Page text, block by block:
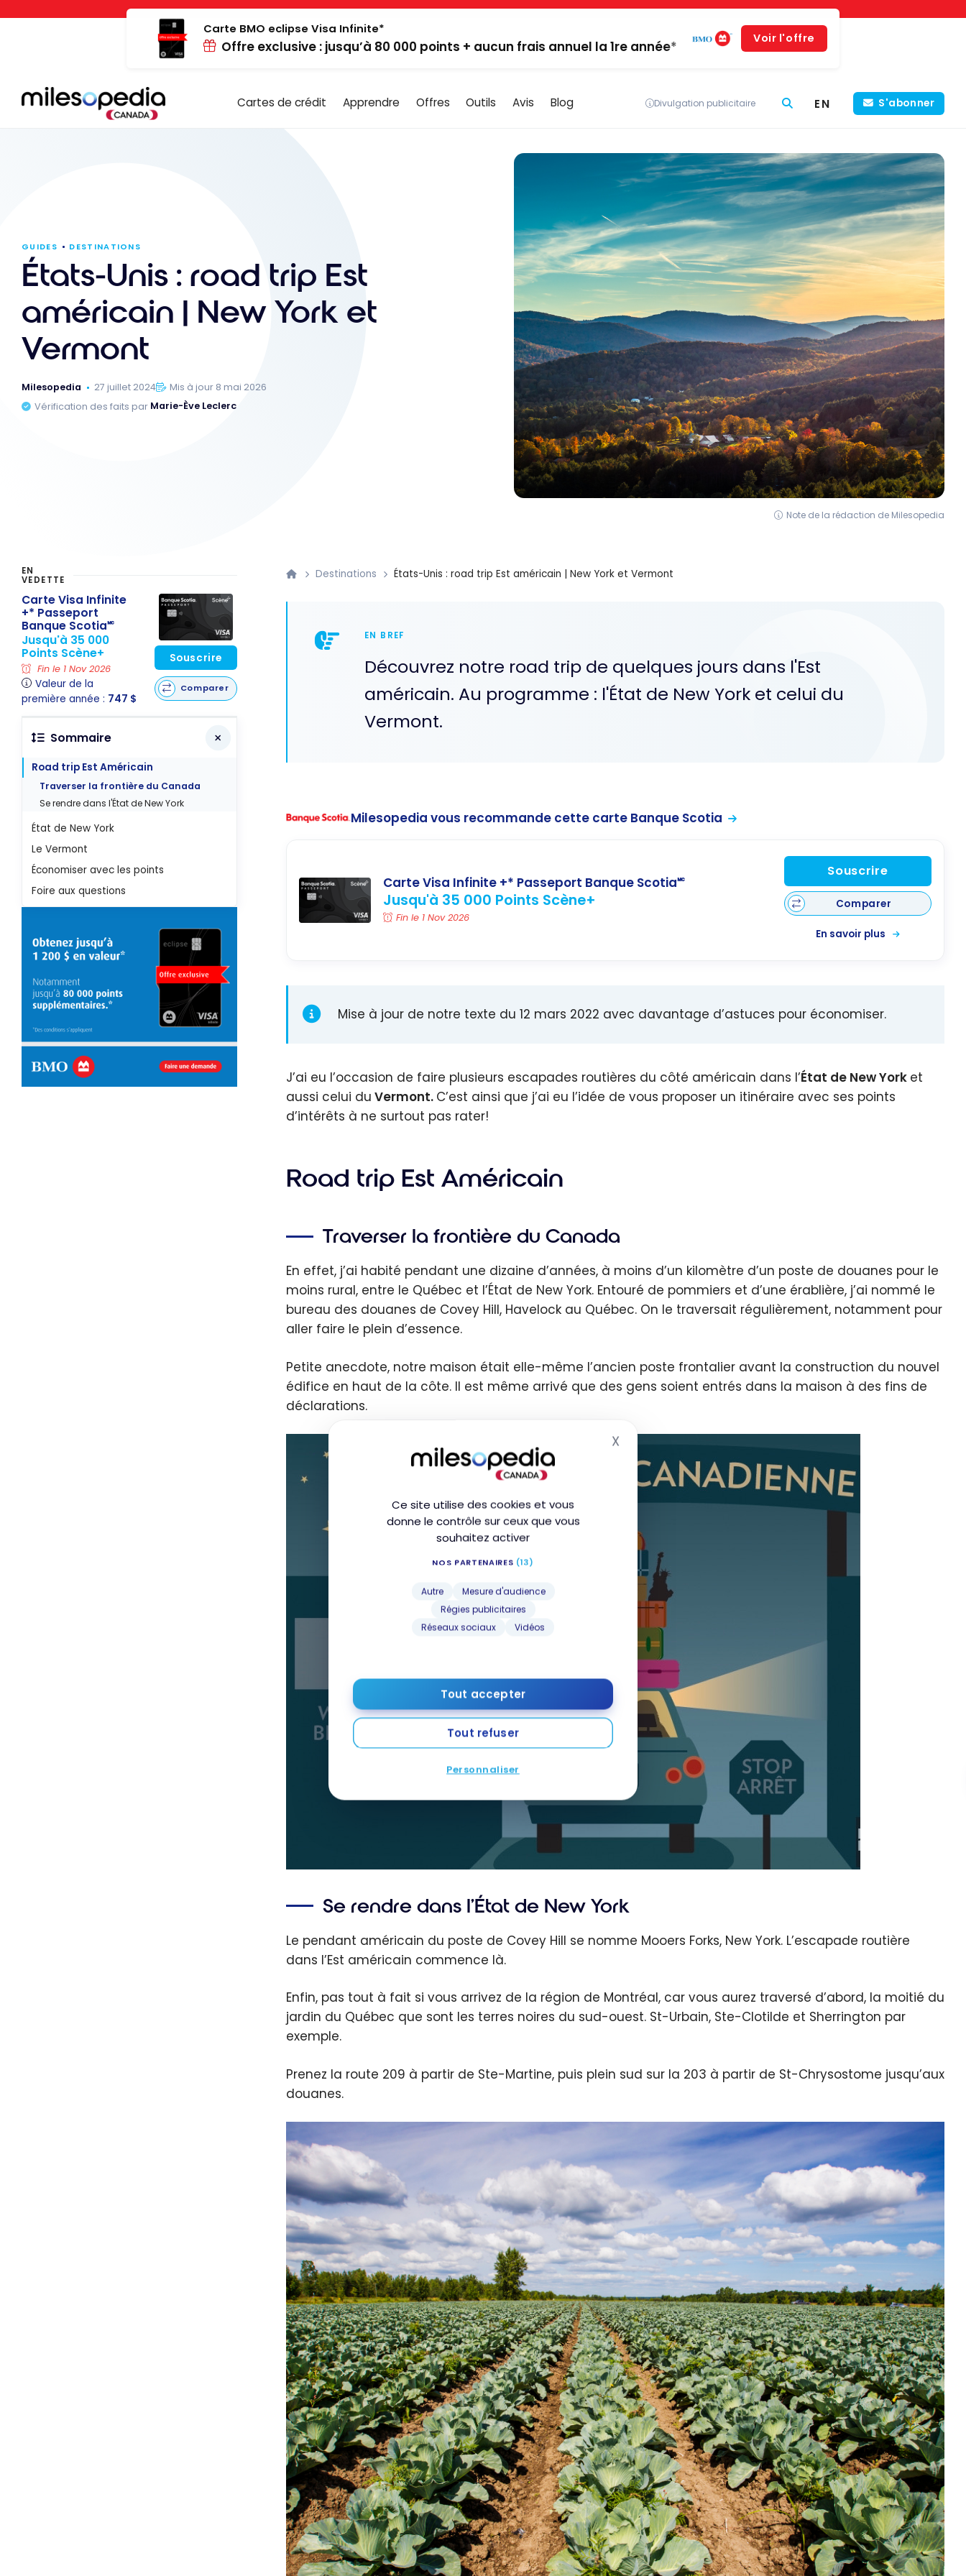
Panneau de gestion des cookies
Ce site utilise des cookies et vous
donne le contrôle sur ceux que vous
souhaitez activer
NOS PARTENAIRES (13)
Autre
Mesure d'audience
Régies publicitaires
Réseaux sociaux
Vidéos
Tout accepter
Tout refuser
Personnaliser
XMasquer le bandeau des cookies
Carte BMO eclipse Visa Infinite*
Offre exclusive : jusqu’à 80 000 points + aucun frais annuel la 1re année*
Voir l'offre
Cartes de crédit Apprendre Offres Outils Avis Blog Divulgation publicitaire EN S'abonner
GUIDES DESTINATIONS
États-Unis : road trip Est
américain | New York et
Vermont
Milesopedia 27 juillet 2024
Mis à jour 8 mai 2026
Vérification des faits par Marie-Ève Leclerc
Note de la rédaction de Milesopedia
Destinations États-Unis : road trip Est américain | New York et Vermont
EN BREF
Découvrez notre road trip de quelques jours dans l'Est
américain. Au programme : l'État de New York et celui du
Vermont.
Milesopedia vous recommande cette carte Banque Scotia
Carte Visa Infinite +* Passeport Banque Scotia🅪
Jusqu'à 35 000 Points Scène+
Fin le 1 Nov 2026
Souscrire
Comparer
En savoir plus
Mise à jour de notre texte du 12 mars 2022 avec davantage d’astuces pour économiser.
J’ai eu l’occasion de faire plusieurs escapades routières du côté américain dans l’État de New York et
aussi celui du Vermont. C’est ainsi que j’ai eu l’idée de vous proposer un itinéraire avec ses points
d’intérêts à ne surtout pas rater!
Road trip Est Américain
Traverser la frontière du Canada
En effet, j’ai habité pendant une dizaine d’années, à moins d’un kilomètre d’un poste de douanes pour le
moins rural, entre le Québec et l’État de New York. Entouré de pommiers et d’une érablière, j’ai nommé le
bureau des douanes de Covey Hill, Havelock au Québec. On le traversait régulièrement, notamment pour
aller faire le plein d’essence.
Petite anecdote, notre maison était elle-même l’ancien poste frontalier avant la construction du nouvel
édifice en haut de la côte. Il est même arrivé que des gens soient entrés dans la maison à des fins de
déclarations.
Se rendre dans l’État de New York
Le pendant américain du poste de Covey Hill se nomme Mooers Forks, New York. L’escapade routière
dans l’Est américain commence là.
Enfin, pas tout à fait si vous arrivez de la région de Montréal, car vous aurez traversé d’abord, la moitié du
jardin du Québec que sont les terres noires du sud-ouest. St-Urbain, Ste-Clotilde et Sherrington par
exemple.
Prenez la route 209 à partir de Ste-Martine, puis plein sud sur la 203 à partir de St-Chrysostome jusqu’aux
douanes.
EN
VEDETTE
Carte Visa Infinite
+* Passeport
Banque Scotia🅪
Jusqu'à 35 000
Points Scène+
Fin le 1 Nov 2026
Valeur de la
première année : 747 $
Souscrire
Comparer
Sommaire
Road trip Est Américain
Traverser la frontière du Canada
Se rendre dans l'État de New York
État de New York
Le Vermont
Économiser avec les points
Foire aux questions